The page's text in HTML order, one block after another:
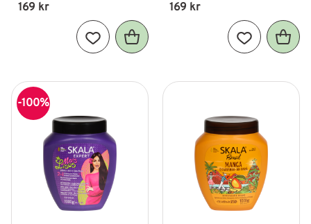
169 kr
Lägg till i favoriter
169 kr
Lägg till i
100%